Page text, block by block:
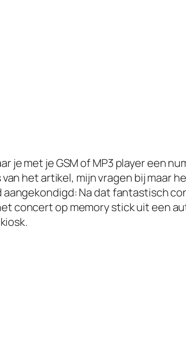
je met je GSM of MP3 player een
het artikel, mijn vragen bij maar
aangekondigd: Na dat fantastisch
concert op memory stick uit een